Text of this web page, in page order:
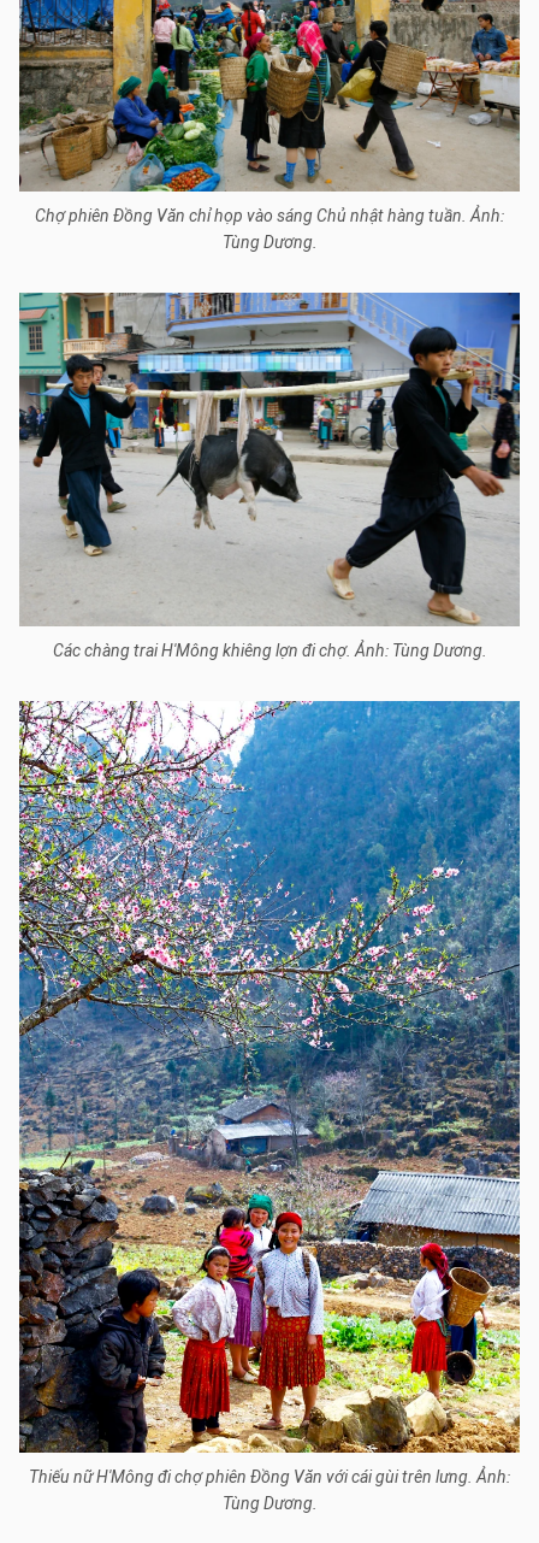
Chợ phiên Đồng Văn chỉ họp vào sáng Chủ nhật hàng tuần. Ảnh:
Tùng Dương.
Các chàng trai H'Mông khiêng lợn đi chợ. Ảnh: Tùng Dương.
Thiếu nữ H'Mông đi chợ phiên Đồng Văn với cái gùi trên lưng. Ảnh:
Tùng Dương.